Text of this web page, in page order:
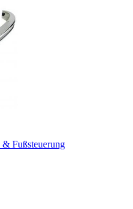
& Fußsteuerung